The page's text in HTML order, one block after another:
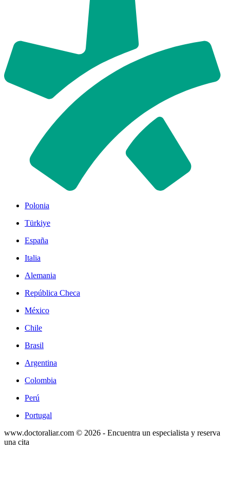
Polonia
Türkiye
España
Italia
Alemania
República Checa
México
Chile
Brasil
Argentina
Colombia
Perú
Portugal
www.doctoraliar.com © 2026 - Encuentra un especialista y reserva
una cita